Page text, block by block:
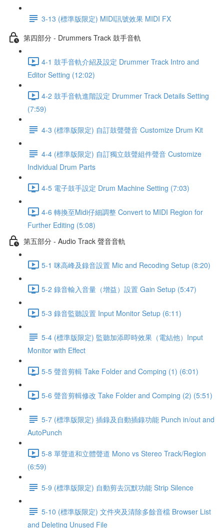
3-13 (標準版限定) MIDI訊號效果 MIDI FX
第四部分 - Drummers Track 鼓手音軌
4-1 鼓手音軌介紹及設定 Drummer Track Intro and
Editor Setting (12:02)
4-2 鼓手音軌進階設定 Drummer Track Details Setting
(7:59)
4-3 (標準版限定) 自訂鼓聲聲音 Customize Drum Kit
4-4 (標準版限定) 自訂獨立鼓聲組件聲音 Customize
Individual Drum Parts
4-5 電子鼓手設定 Drum Machine Setting (7:03)
4-6 轉換至Midi仔細調整 Convert to MIDI Region for
Further Editing (5:08)
第五部分 - Audio Track 聲音音軌
5-1 咪高峰及錄音設置 Mic and Recoding Setup (8:20)
5-2 錄音輸入音量（增益）設置 Gain Setup (5:47)
5-3 錄音監聽設置 Input Monitor Setup (6:11)
5-4 (標準版限定) 監聽加添即時效果（電結他）Input
Monitor with Effect
5-5 聲音剪輯 Take Folder and Comping (1) (6:01)
5-6 聲音剪輯修改 Take Folder and Comping (2) (5:51)
5-7 (標準版限定) 插錄及自動插錄功能 Punch in/out and
AutoPunch
5-8 單聲道和立體聲道 Mono vs Stereo Track/Region
(6:59)
5-9 (標準版限定) 自動剪去沉默功能 Strip Silence
5-10 (標準版限定) 文件夾及清除多餘音檔 Browser List
and Deleting Unused File